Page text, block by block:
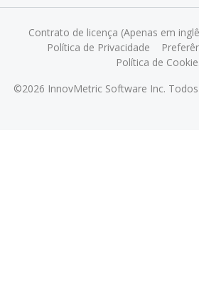
©2026 InnovMetric Software Inc.
Contrato de licença (Apenas em
Política de Privacidade
Política de